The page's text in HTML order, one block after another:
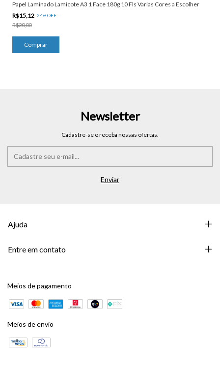
Papel Laminado Lamicote A3 1 Face 180g 10 Fls Varias Cores a Escolher
R$15,12-24%OFF
R$20,00
Comprar
Newsletter
Cadastre-se e receba nossas ofertas.
Ajuda
Entre em contato
Meios de pagamento
Meios de envio